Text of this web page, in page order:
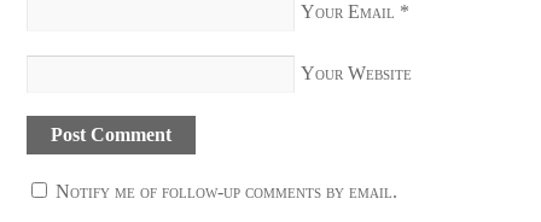
Your Email *
Your Website
Notify me of follow-up comments by email.